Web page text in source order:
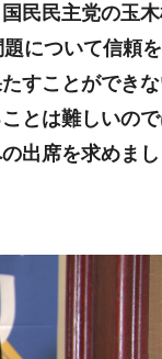
民民主党の玉
について信頼を
すことができ
とは難しいの
出席を求めまし